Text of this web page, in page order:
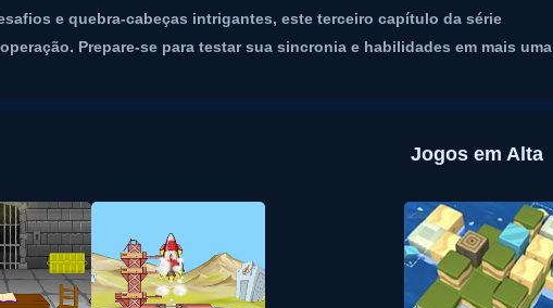
e quebra-cabeças intrigantes, este terceiro capítulo da série
Prepare-se para testar sua sincronia e habilidades em mais uma
Jogos em Alta